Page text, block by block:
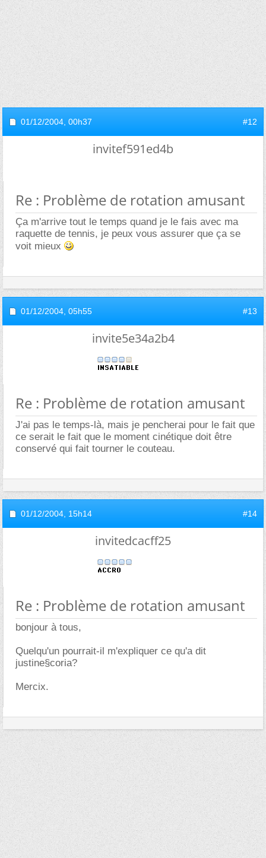
01/12/2004, 00h37 #12
invitef591ed4b
Re : Problème de rotation amusant
Ça m'arrive tout le temps quand je le fais avec ma
raquette de tennis, je peux vous assurer que ça se
voit mieux
01/12/2004, 05h55 #13
invite5e34a2b4
Re : Problème de rotation amusant
J'ai pas le temps-là, mais je pencherai pour le fait que
ce serait le fait que le moment cinétique doit être
conservé qui fait tourner le couteau.
01/12/2004, 15h14 #14
invitedcacff25
Re : Problème de rotation amusant
bonjour à tous,
Quelqu'un pourrait-il m'expliquer ce qu'a dit
justine§coria?
Mercix.